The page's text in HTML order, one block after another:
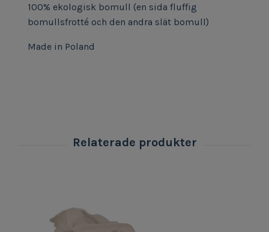
100% ekologisk bomull (en sida fluffig
bomullsfrotté och den andra slät bomull)
Made in Poland